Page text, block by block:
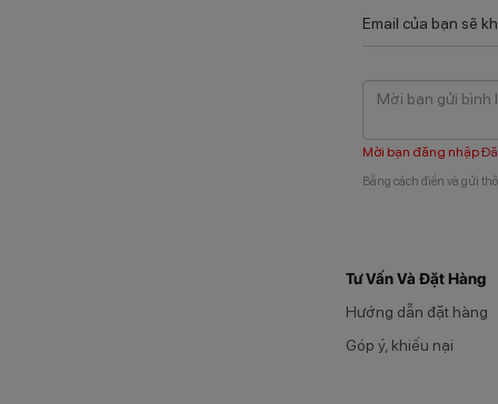
Email của bạn sẽ
Mời bạn đăng nhập
Bằng cách điền và gửi
Tư Vấn Và Đặt Hàng
Hướng dẫn đặt hàng
Góp ý, khiếu nại